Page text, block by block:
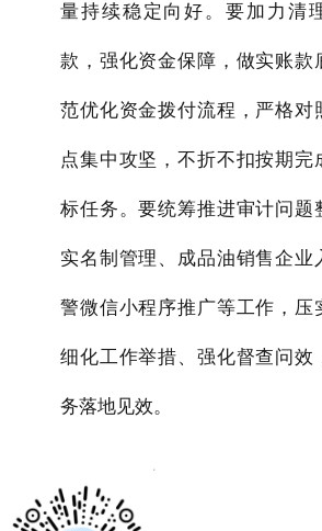
量持续稳定向好。要加力清
款，强化资金保障，做实账款
范优化资金拨付流程，严格对
点集中攻坚，不折不扣按期完
标任务。要统筹推进审计问题
实名制管理、成品油销售企业
警微信小程序推广等工作，压
细化工作举措、强化督查问效
务落地见效。
x